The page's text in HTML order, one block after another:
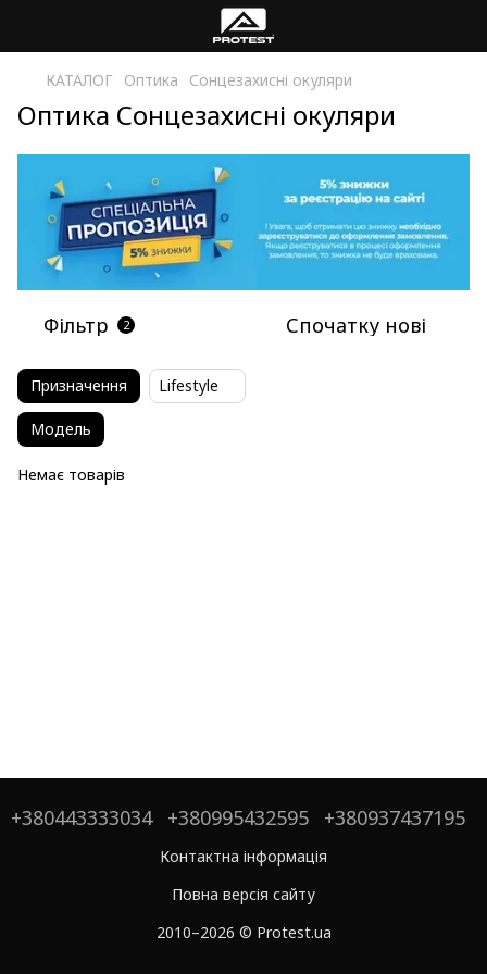
КАТАЛОГ Оптика Сонцезахисні окуляри
Оптика Сонцезахисні окуляри
Фільтр 2 Спочатку нові
Призначення Lifestyle
Модель
Немає товарів
+380443333034 +380995432595 +380937437195
Контактна інформація
Повна версія сайту
2010–2026 © Protest.ua